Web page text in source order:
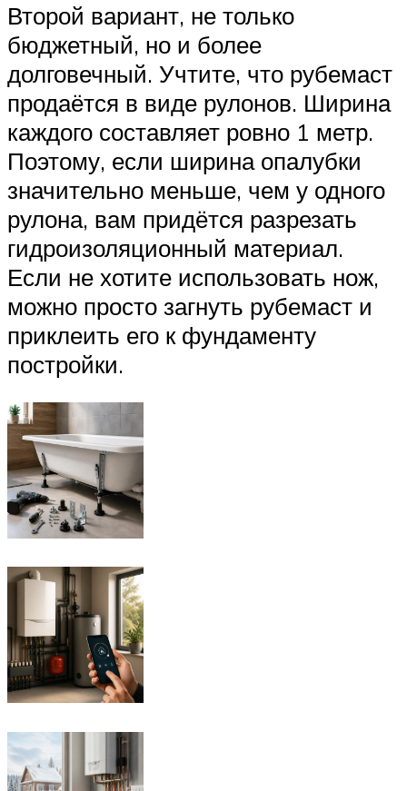
Второй вариант, не только
бюджетный, но и более
долговечный. Учтите, что рубемаст
продаётся в виде рулонов. Ширина
каждого составляет ровно 1 метр.
Поэтому, если ширина опалубки
значительно меньше, чем у одного
рулона, вам придётся разрезать
гидроизоляционный материал.
Если не хотите использовать нож,
можно просто загнуть рубемаст и
приклеить его к фундаменту
постройки.